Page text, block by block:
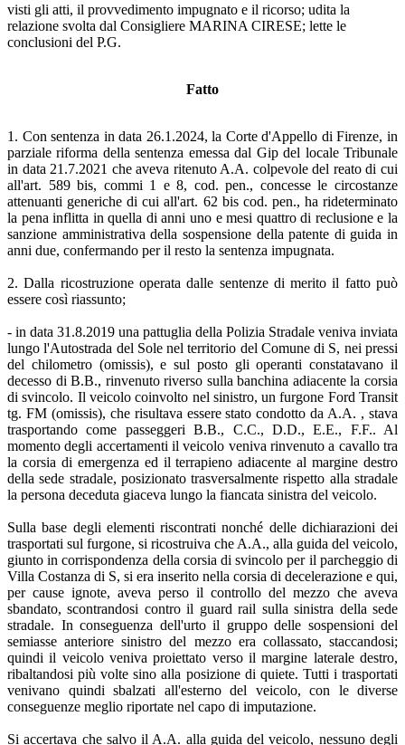
visti gli atti, il provvedimento impugnato e il ricorso; udita la
relazione svolta dal Consigliere MARINA CIRESE; lette le
conclusioni del P.G.
Fatto
1. Con sentenza in data 26.1.2024, la Corte d'Appello di Firenze, in
parziale riforma della sentenza emessa dal Gip del locale Tribunale
in data 21.7.2021 che aveva ritenuto A.A. colpevole del reato di cui
all'art. 589 bis, commi 1 e 8, cod. pen., concesse le circostanze
attenuanti generiche di cui all'art. 62 bis cod. pen., ha rideterminato
la pena inflitta in quella di anni uno e mesi quattro di reclusione e la
sanzione amministrativa della sospensione della patente di guida in
anni due, confermando per il resto la sentenza impugnata.
2. Dalla ricostruzione operata dalle sentenze di merito il fatto può
essere così riassunto;
- in data 31.8.2019 una pattuglia della Polizia Stradale veniva inviata
lungo l'Autostrada del Sole nel territorio del Comune di S, nei pressi
del chilometro (omissis), e sul posto gli operanti constatavano il
decesso di B.B., rinvenuto riverso sulla banchina adiacente la corsia
di svincolo. Il veicolo coinvolto nel sinistro, un furgone Ford Transit
tg. FM (omissis), che risultava essere stato condotto da A.A. , stava
trasportando come passeggeri B.B., C.C., D.D., E.E., F.F.. Al
momento degli accertamenti il veicolo veniva rinvenuto a cavallo tra
la corsia di emergenza ed il terrapieno adiacente al margine destro
della sede stradale, posizionato trasversalmente rispetto alla stradale
la persona deceduta giaceva lungo la fiancata sinistra del veicolo.
Sulla base degli elementi riscontrati nonché delle dichiarazioni dei
trasportati sul furgone, si ricostruiva che A.A., alla guida del veicolo,
giunto in corrispondenza della corsia di svincolo per il parcheggio di
Villa Costanza di S, si era inserito nella corsia di decelerazione e qui,
per cause ignote, aveva perso il controllo del mezzo che aveva
sbandato, scontrandosi contro il guard rail sulla sinistra della sede
stradale. In conseguenza dell'urto il gruppo delle sospensioni del
semiasse anteriore sinistro del mezzo era collassato, staccandosi;
quindi il veicolo veniva proiettato verso il margine laterale destro,
ribaltandosi più volte sino alla posizione di quiete. Tutti i trasportati
venivano quindi sbalzati all'esterno del veicolo, con le diverse
conseguenze meglio riportate nel capo di imputazione.
Si accertava che salvo il A.A. alla guida del veicolo, nessuno degli